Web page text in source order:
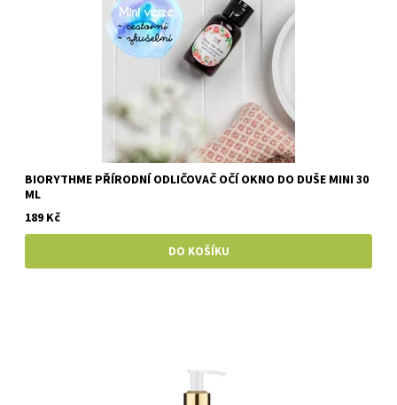
BIORYTHME PŘÍRODNÍ ODLIČOVAČ OČÍ OKNO DO DUŠE MINI 30
ML
189 Kč